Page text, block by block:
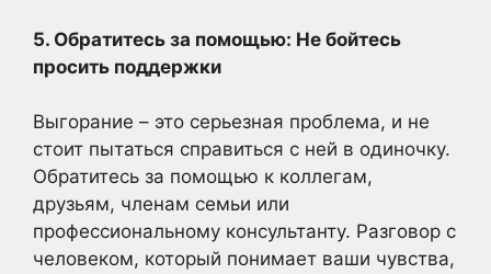
5. Обратитесь за помощью: Не бойтесь
просить поддержки
Выгорание – это серьезная проблема, и не
стоит пытаться справиться с ней в одиночку.
Обратитесь за помощью к коллегам,
друзьям, членам семьи или
профессиональному консультанту. Разговор с
человеком, который понимает ваши чувства,